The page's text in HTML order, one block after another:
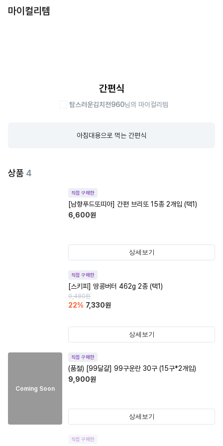
마이컬리템
간편식
탐스러운김치전960님의 마이컬리템
아침대용으로 먹는 간편식
상품 4
직접 구매한
[남향푸드또띠아] 간편 브리또 15종 2개입 (택1)
6,600원
상세보기
직접 구매한
[스키피] 땅콩버터 462g 2종 (택1)
9,480원
22% 7,330원
상세보기
Coming Soon
직접 구매한
(품절) [99달걀] 99구운란 30구 (15구*2개입)
9,900원
상세보기
직접 구매한